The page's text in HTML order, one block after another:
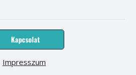
Kapcsolat
Impresszum